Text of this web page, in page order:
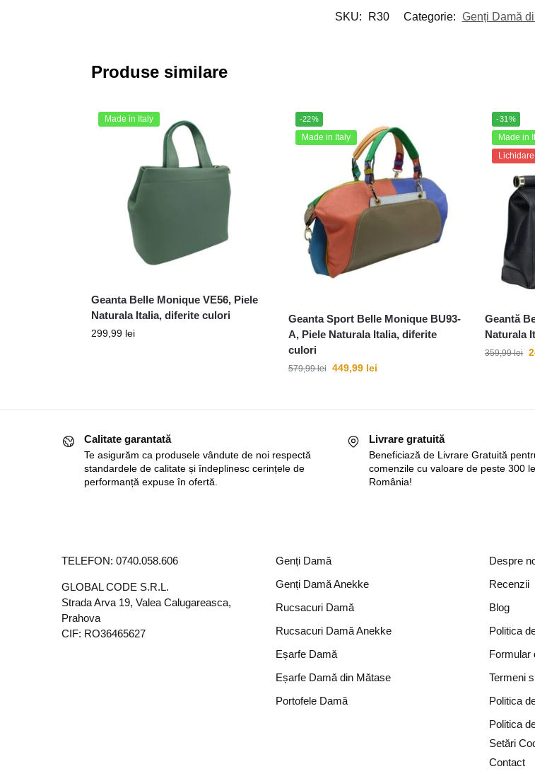
SKU: R30 Categorie: Genți Damă
Produse similare
Made in Italy
Geanta Belle Monique VE56, Piele
Naturala Italia, diferite culori
299,99 lei
-22%
Made in Italy
Geanta Sport Belle Monique BU93-
A, Piele Naturala Italia, diferite
culori
579,99lei 449,99 lei
-31%
Made in
Geantă
Naturala
359,99lei
Calitate garantată
Te asigurăm ca produsele vândute de noi respectă
standardele de calitate și îndeplinesc cerințele de
performanță expuse în ofertă.
Livrare gratuită
Beneficiază de Livrare Gratuită
comenzile cu valoare de peste 300
România!
TELEFON: 0740.058.606
GLOBAL CODE S.R.L.
Strada Arva 19, Valea Calugareasca,
Prahova
CIF: RO36465627
Genți Damă
Genți Damă Anekke
Rucsacuri Damă
Rucsacuri Damă Anekke
Eșarfe Damă
Eșarfe Damă din Mătase
Portofele Damă
Despre
Recenzii
Blog
Politica
Formular
Termeni
Politica
Politica
Setări
Contact